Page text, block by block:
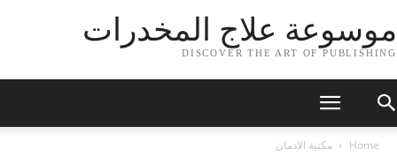
موسوعة علاج المخدرات
DISCOVER THE ART OF PUBLISHING
Home مكتبة الادمان